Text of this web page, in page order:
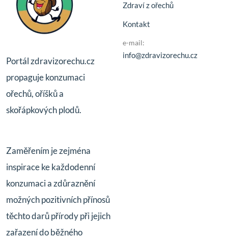
Portál zdravizorechu.cz
propaguje konzumaci
ořechů, oříšků a
skořápkových plodů.
Zaměřením je zejména
inspirace ke každodenní
konzumaci a zdůraznění
možných pozitivních přínosů
těchto darů přírody při jejich
zařazení do běžného
Zdraví z ořechů
Kontakt
e-mail:
info@zdravizorechu.cz